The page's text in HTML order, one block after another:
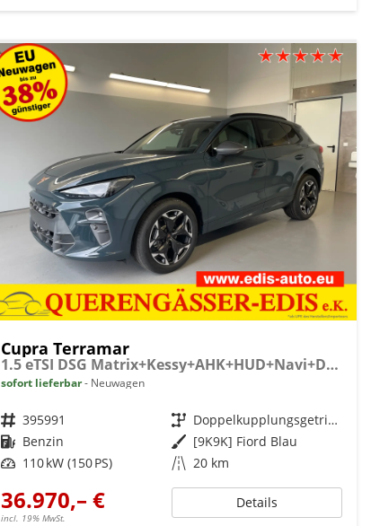
Cupra Terramar
1.5 eTSI DSG Matrix+Kessy+AHK+HUD+Navi+Dinamica+360°+eHeck+GV5
sofort lieferbar Neuwagen
Fahrzeugnr. 395991 Getriebe
Doppelkupplungsgetriebe (DSG)
Kraftstoff Benzin Außenfarbe [9K9K] Fiord Blau
Leistung 110 kW (150 PS) Kilometerstand 20 km
36.970,– €
incl. 19% MwSt.
Details